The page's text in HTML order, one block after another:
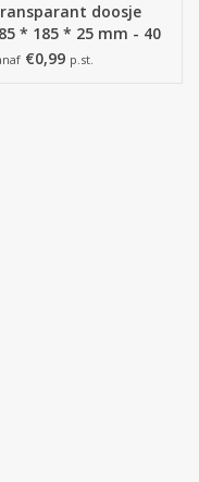
doosje
* 185 * 25 mm - 40
€0,99 p.st.